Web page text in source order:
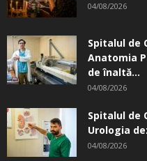
04/08/2026
Spitalul de
Anatomia
de înaltă...
04/08/2026
Spitalul de
Urologia
04/08/2026